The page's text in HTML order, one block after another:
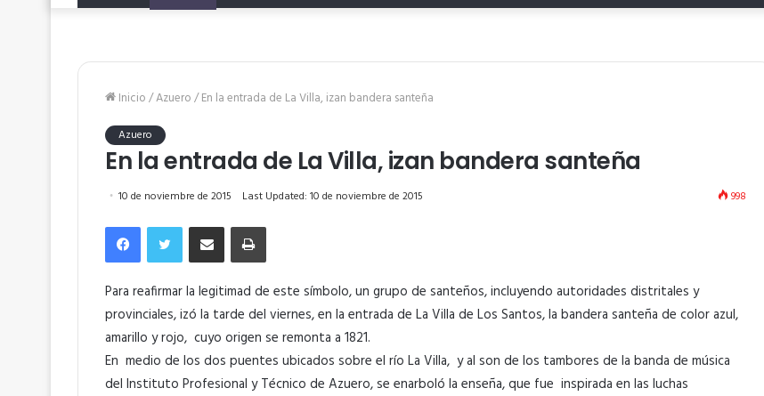
Inicio/Azuero/En la entrada de La Villa, izan bandera santeña
Azuero
En la entrada de La Villa, izan bandera santeña
10 de noviembre de 2015 Last Updated: 10 de noviembre de 2015 998
FacebookTwitter Compartir por correo electrónicoImprimir
Para reafirmar la legitimad de este símbolo, un grupo de santeños, incluyendo autoridades distritales y
provinciales, izó la tarde del viernes, en la entrada de La Villa de Los Santos, la bandera santeña de color azul,
amarillo y rojo, cuyo origen se remonta a 1821.
En medio de los dos puentes ubicados sobre el río La Villa, y al son de los tambores de la banda de música
del Instituto Profesional y Técnico de Azuero, se enarboló la enseña, que fue inspirada en las luchas